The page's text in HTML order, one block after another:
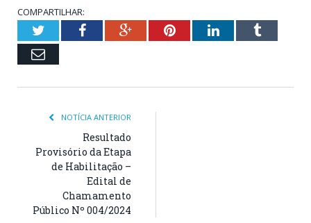
COMPARTILHAR:
TwitterFacebookGoogle+PinterestLinkedInTumblr
Email
NOTÍCIA ANTERIOR
Resultado
Provisório da Etapa
de Habilitação –
Edital de
Chamamento
Público Nº 004/2024